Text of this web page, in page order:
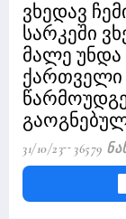
ვხედავ
სარკეში
მალე
ქართველი
31/10/23 36579